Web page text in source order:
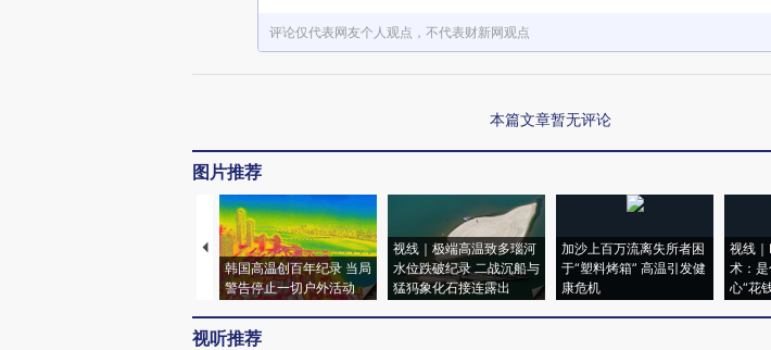
评论仅代表网友个人观点，不代表财新网观点
本篇文章暂无评论
图片推荐
韩国高温创百年纪录 当局
警告停止一切户外活动
视线｜极端高温致多瑙河
水位跌破纪录 二战沉船与
猛犸象化石接连露出
加沙上百万流离失所者困
于“塑料烤箱” 高温引发健
康危机
视线
术：
心“花
视听推荐